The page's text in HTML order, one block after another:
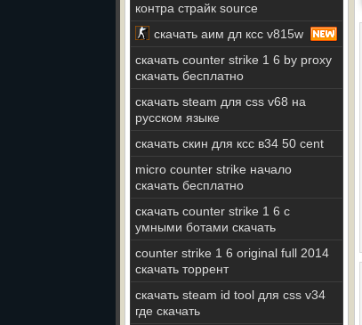
контра страйк source
скачать аим дл ксс v815w
скачать counter strike 1 6 by proxy
скачать бесплатно
скачать steam для css v68 на
русском языке
скачать скин для ксс в34 50 cent
micro counter strike начало
скачать бесплатно
скачать counter strike 1 6 с
умными ботами скачать
counter strike 1 6 original full 2014
скачать торрент
скачать steam id tool для css v34
где скачать